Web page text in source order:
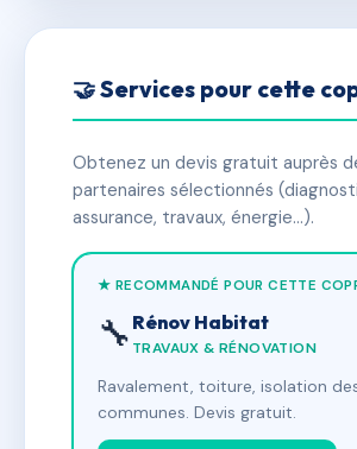
🤝 Services pour cette
Obtenez un devis gratuit auprès
partenaires sélectionnés
assurance, travaux, énergie…).
★ RECOMMANDÉ POUR CETTE
🔧 Rénov Habitat
TRAVAUX & RÉNOVATION
Ravalement, toiture, isolation
communes. Devis gratuit.